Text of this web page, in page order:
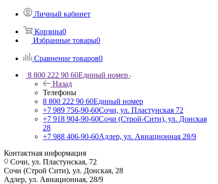
Личный кабинет
Корзина0
Избранные товары0
Сравнение товаров0
8 800 222 90 60Единый номер
Назад
Телефоны
8 800 222 90 60Единый номер
+7 989 756-90-60Сочи, ул. Пластунская 72
+7 918 904-90-60Сочи (Строй-Сити), ул. Донская
28
+7 988 406-90-60Адлер, ул. Авиационная 28/9
Контактная информация
Сочи, ул. Пластунская, 72
Сочи (Строй Сити), ул. Донская, 28
Адлер, ул. Авиационная, 28/9